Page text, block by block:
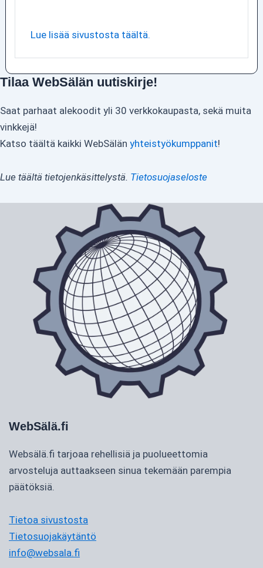
Lue lisää sivustosta täältä.
Tilaa WebSälän uutiskirje!
Saat parhaat alekoodit yli 30 verkkokaupasta, sekä muita
vinkkejä!
Katso täältä kaikki WebSälän yhteistyökumppanit!
Lue täältä tietojenkäsittelystä. Tietosuojaseloste
WebSälä.fi
Websälä.fi tarjoaa rehellisiä ja puolueettomia
arvosteluja auttaakseen sinua tekemään parempia
päätöksiä.
Tietoa sivustosta
Tietosuojakäytäntö
info@websala.fi